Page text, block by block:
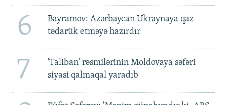
6
Bayramov: Azərbaycan Ukraynaya qaz
tədarük etməyə hazırdır
7
'Taliban' rəsmilərinin Moldovaya səfəri
siyasi qalmaqal yaradıb